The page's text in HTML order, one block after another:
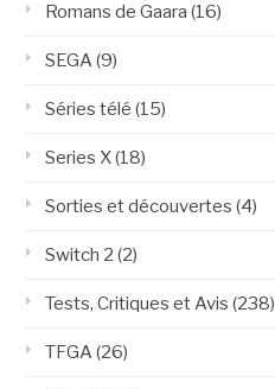
Romans de Gaara (16)
SEGA(9)
Séries télé (15)
Series X(18)
Sorties et découvertes (4)
Switch 2 (2)
Tests, Critiques et Avis (238)
TFGA(26)